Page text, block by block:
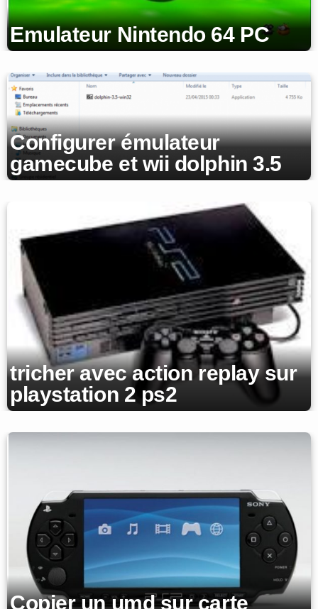
Emulateur Nintendo 64 PC
Configurer émulateur
gamecube et wii dolphin 3.5
tricher avec action replay sur
playstation 2 ps2
Copier un umd sur carte